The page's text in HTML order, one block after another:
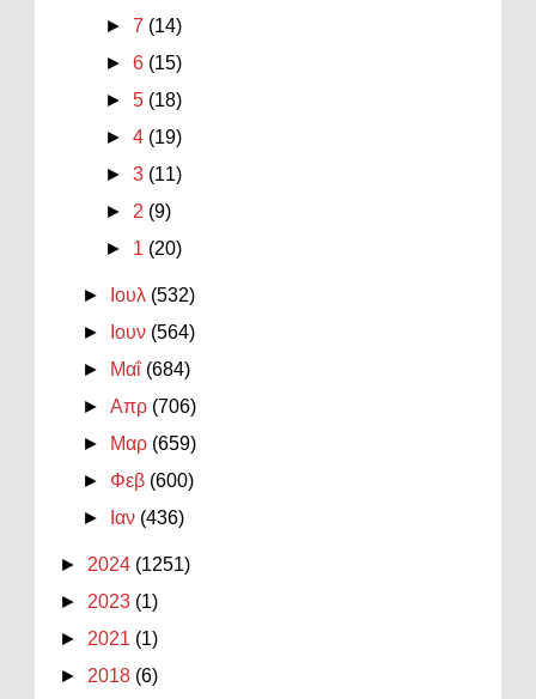
►7 (14)
►6 (15)
►5 (18)
►4 (19)
►3 (11)
► 2 (9)
► 1 (20)
► Ιουλ (532)
►
Ιουν (564)
►
Μαΐ (684)
►Απρ (706)
►
Μαρ (659)
► Φεβ (600)
►
Ιαν (436)
► 2024 (1251)
► 2023 (1)
► 2021 (1)
► 2018 (6)